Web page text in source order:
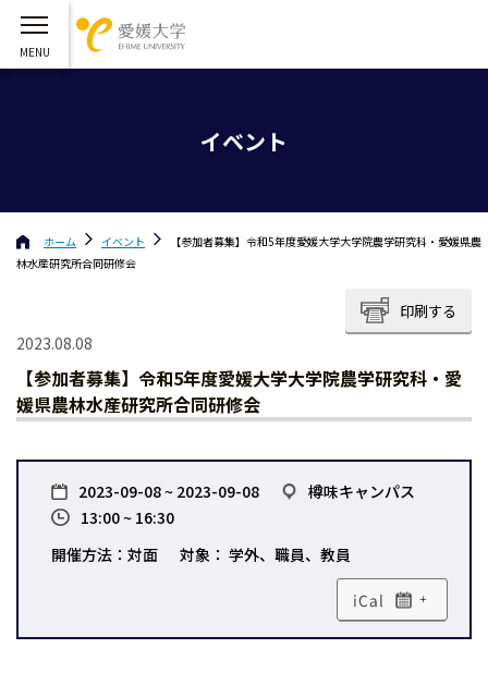
イベント
ホーム イベント
【参加者募集】令和5年度愛媛⼤学⼤学院農学研究科・愛媛県農
林⽔産研究所合同研修会
印刷する
2023.08.08
【参加者募集】令和5年度愛媛⼤学⼤学院農学研究科・愛
媛県農林⽔産研究所合同研修会
2023-09-08 ~ 2023-09-08
樽味キャンパス
13:00 ~ 16:30
開催方法：対面
対象： 学外、職員、教員
+